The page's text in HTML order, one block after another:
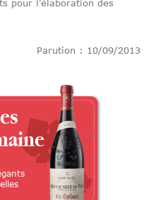
pour l'élaboration des
Parution : 10/09/2013